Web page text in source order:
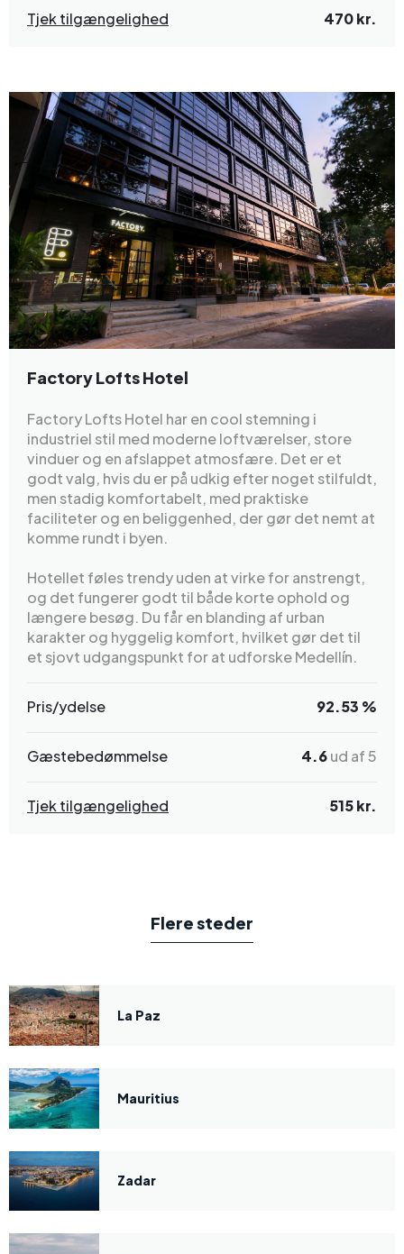
Tjek tilgængelighed 470 kr.
Factory Lofts Hotel
Factory Lofts Hotel har en cool stemning i
industriel stil med moderne loftværelser, store
vinduer og en afslappet atmosfære. Det er et
godt valg, hvis du er på udkig efter noget stilfuldt,
men stadig komfortabelt, med praktiske
faciliteter og en beliggenhed, der gør det nemt at
komme rundt i byen.
Hotellet føles trendy uden at virke for anstrengt,
og det fungerer godt til både korte ophold og
længere besøg. Du får en blanding af urban
karakter og hyggelig komfort, hvilket gør det til
et sjovt udgangspunkt for at udforske Medellín.
Pris/ydelse 92.53 %
Gæstebedømmelse 4.6ud af 5
Tjek tilgængelighed 515 kr.
Flere steder
La Paz
Mauritius
Zadar